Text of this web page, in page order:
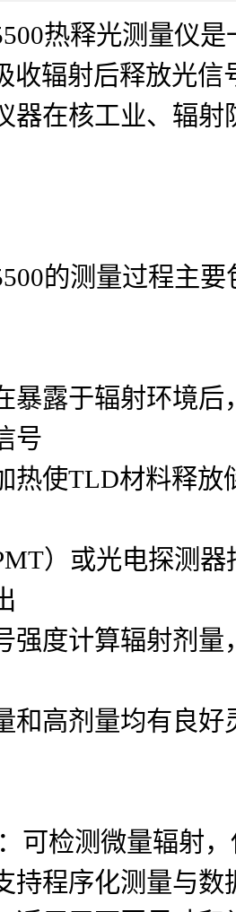
热释光测量仪
收辐射后释放光
器在核工业、辐
的测量过程主
暴露于辐射环境
号
热使TLD材料释
）或光电探测
强度计算辐射剂
和高剂量均有良
可检测微量辐射
持程序化测量与